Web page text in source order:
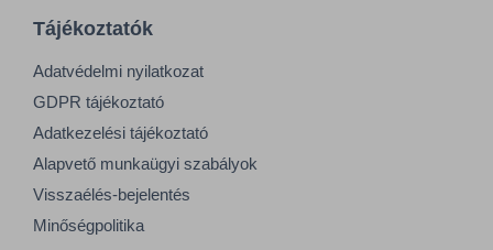
Tájékoztatók
Adatvédelmi nyilatkozat
GDPR tájékoztató
Adatkezelési tájékoztató
Alapvető munkaügyi szabályok
Visszaélés-bejelentés
Minőségpolitika